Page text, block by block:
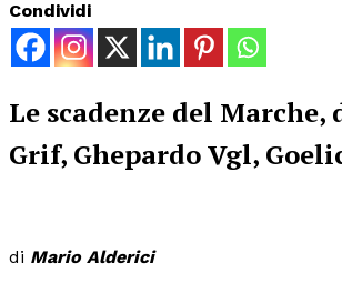
Condividi
Le scadenze del
Grif, Ghepardo Vgl,
di Mario Alderici